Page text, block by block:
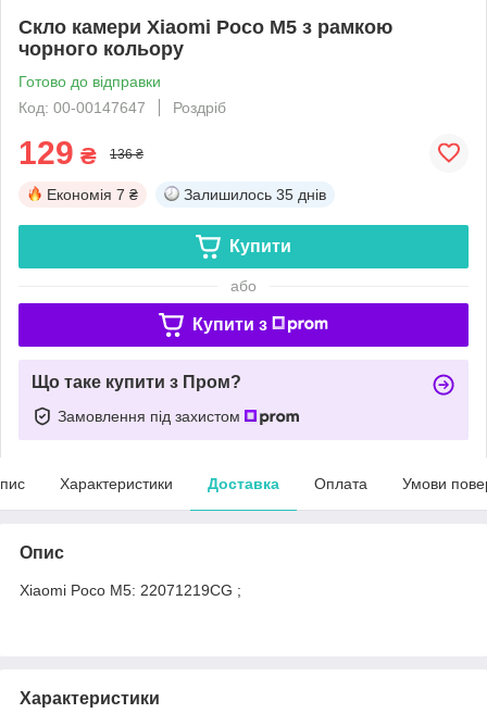
Скло камери Xiaomi Poco M5 з рамкою
чорного кольору
Готово до відправки
Код: 00-00147647
Роздріб
129 ₴ 136 ₴
Економія 7 ₴ Залишилось 35 днів
Купити
або
Купити з
Що таке купити з Пром?
Замовлення під захистом
Характеристики Доставка Оплата Умови
Опис
Xiaomi Poco M5: 22071219CG ;
Характеристики